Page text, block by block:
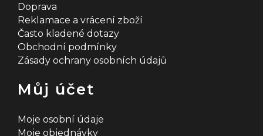
Doprava
Reklamace a vrácení zboží
Často kladené dotazy
Obchodní podmínky
Zásady ochrany osobních údajů
Můj účet
Moje osobní údaje
Moje objednávky